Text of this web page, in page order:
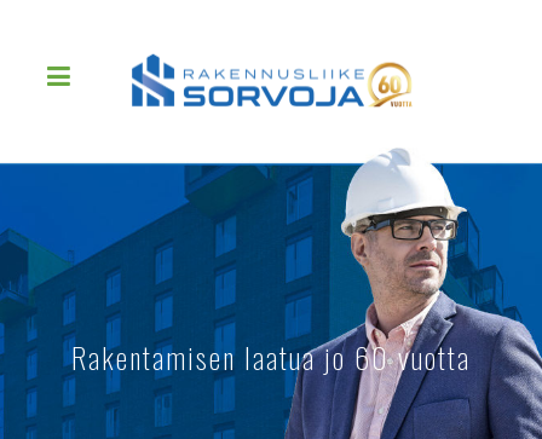
Rakentamisen laatua jo 60 vuotta